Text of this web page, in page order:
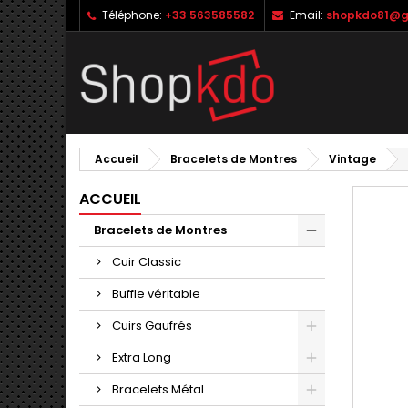
Téléphone: +33 563585582 Email:
Accueil Bracelets de Montres Vintage
ACCUEIL
Bracelets de Montres
Cuir Classic
Buffle véritable
Cuirs Gaufrés
Extra Long
Bracelets Métal